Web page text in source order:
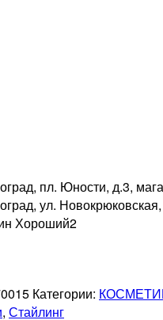
пл. Юности, д.3,
ул.
Хороший2
Категории:
, Стайлинг